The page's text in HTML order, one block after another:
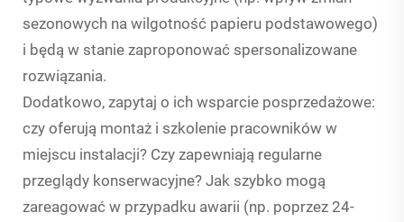
sezonowych na wilgotność papieru podstawowego)
i będą w stanie zaproponować spersonalizowane
rozwiązania.
Dodatkowo, zapytaj o ich wsparcie posprzedażowe:
czy oferują montaż i szkolenie pracowników w
miejscu instalacji? Czy zapewniają regularne
przeglądy konserwacyjne? Jak szybko mogą
zareagować w przypadku awarii (np. poprzez 24-